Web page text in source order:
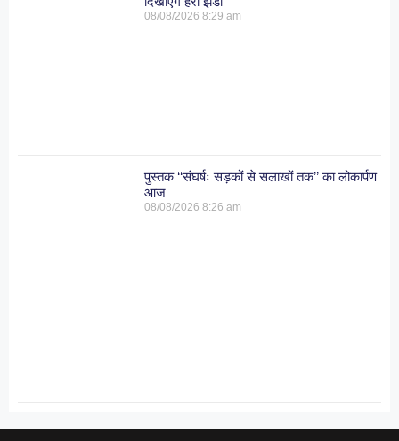
08/08/20268:29 am
पुस्तक ‘‘संघर्षः सड़कों से सलाखों तक’’ का लोकार्पण
आज
08/08/20268:26 am